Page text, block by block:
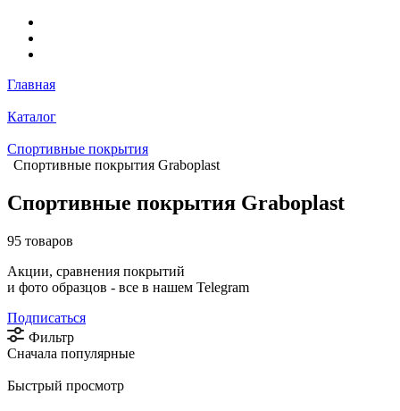
Главная
Каталог
Спортивные покрытия
Спортивные покрытия Graboplast
Спортивные покрытия Graboplast
95 товаров
Акции, сравнения покрытий
и фото образцов - все в нашем Telegram
Подписаться
Фильтр
Сначала популярные
Быстрый просмотр